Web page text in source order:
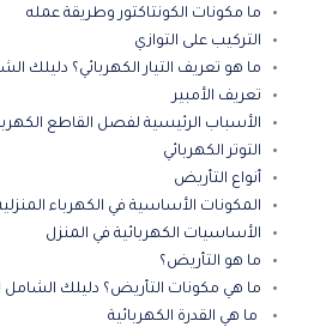
ما مكونات الكونتاكتور وطريقة عمله
التركيب على التوازي
ما هو تعريف التيار الكهربائي؟ دليلك
تعريف الأمبير
الأسباب الرئيسية لفصل القاطع
التوتر الكهربائي
أنواع التأريض
المكونات الأساسية في الكهرباء
الأساسيات الكهربائية في المنزل
ما هو التأريض؟
ما هي مكونات التأريض؟ دليلك الشامل
ما هي القدرة الكهربائية